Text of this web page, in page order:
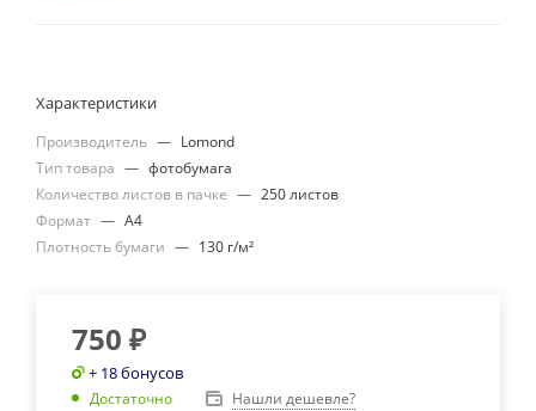
Характеристики
Производитель — Lomond
Тип товара — фотобумага
Количество листов в пачке — 250 листов
Формат — A4
Плотность бумаги — 130 г/м²
750 ₽
+ 18 бонусов
Достаточно Нашли дешевле?